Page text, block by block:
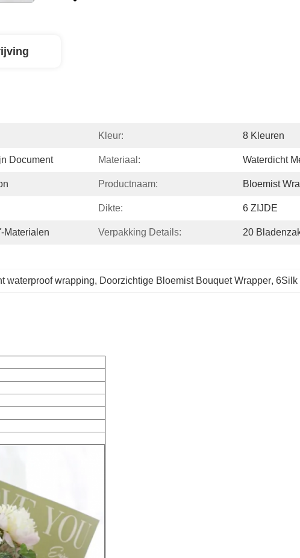
Kleur: 8 Kleuren
Document Materiaal: Waterdicht
Productnaam: Bloemist
Dikte: 6 ZIJDE
Materialen Verpakking Details: 20
waterproof wrapping, Doorzichtige Bloemist Bouquet Wrapper, 6Silk